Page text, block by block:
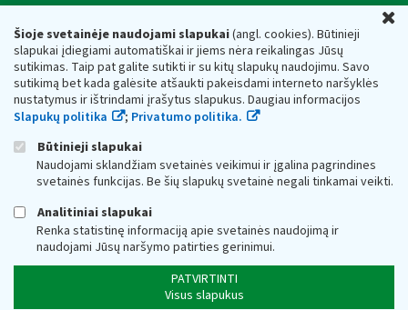
Šioje svetainėje naudojami slapukai(angl. cookies). Būtinieji
slapukai įdiegiami automatiškai ir jiems nėra reikalingas Jūsų
sutikimas. Taip pat galite sutikti ir su kitų slapukų naudojimu. Savo
sutikimą bet kada galėsite atšaukti pakeisdami interneto naršyklės
nustatymus ir ištrindami įrašytus slapukus. Daugiau informacijos
Slapukų politika
; Privatumo politika.
Būtinieji slapukai
Naudojami sklandžiam svetainės veikimui ir įgalina pagrindines
svetainės funkcijas. Be šių slapukų svetainė negali tinkamai veikti.
Analitiniai slapukai
Renka statistinę informaciją apie svetainės naudojimą ir
naudojami Jūsų naršymo patirties gerinimui.
PATVIRTINTI
Visus slapukus
Valstybinė mokesčių inspekcija prie Lietuvos
Respublikos finansų ministerijos
Biudžetinė įstaiga. Juridinio asmens kodas — 188659752,
adresas: Vasario 16-osios g. 14, 01107 Vilnius, Lietuva, el.paštas:
vmi@vmi.lt , E. pristatymo dėžutės adresas 188659752
Duomenys apie Valstybinę mokesčių inspekciją prie Lietuvos
Respublikos finansų ministerijos kaupiami ir saugomi Juridinių